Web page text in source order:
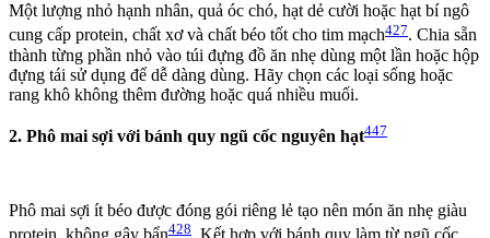
Một lượng nhỏ hạnh nhân, quả óc chó, hạt dẻ cười hoặc hạt bí ngô
cung cấp protein, chất xơ và chất béo tốt cho tim mạch427. Chia sẵn
thành từng phần nhỏ vào túi đựng đồ ăn nhẹ dùng một lần hoặc hộp
đựng tái sử dụng để dễ dàng dùng. Hãy chọn các loại sống hoặc
rang khô không thêm đường hoặc quá nhiều muối.
2. Phô mai sợi với bánh quy ngũ cốc nguyên hạt447
Phô mai sợi ít béo được đóng gói riêng lẻ tạo nên món ăn nhẹ giàu
428